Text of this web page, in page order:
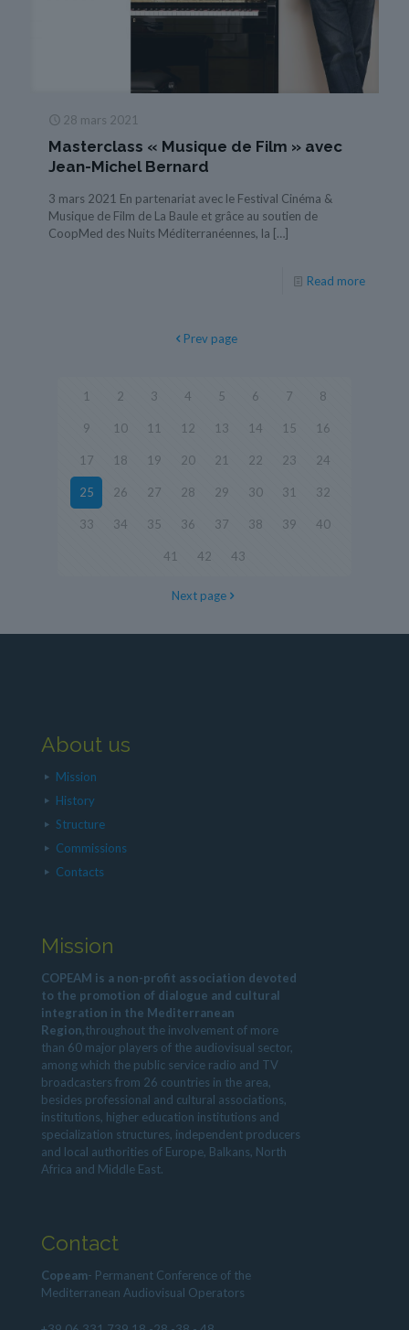
28 mars 2021
Masterclass « Musique de Film » avec
Jean-Michel Bernard
3 mars 2021 En partenariat avec le Festival Cinéma &
Musique de Film de La Baule et grâce au soutien de
CoopMed des Nuits Méditerranéennes, la […]
Read more
Prev page
1 2 3 4 5 6 7 8
9 10 11 12 13 14 15 16
17 18 19 20 21 22 23 24
25 26 27 28 29 30 31 32
33 34 35 36 37 38 39 40
41 42 43
Next page
About us
Mission
History
Structure
Commissions
Contacts
Mission
COPEAM is a non-profit association devoted
to the promotion of dialogue and cultural
integration in the Mediterranean
Region,throughout the involvement of more
than 60 major players of the audiovisual sector,
among which the public service radio and TV
broadcasters from 26 countries in the area,
besides professional and cultural associations,
institutions, higher education institutions and
specialization structures, independent producers
and local authorities of Europe, Balkans, North
Africa and Middle East.
Contact
Copeam- Permanent Conference of the
Mediterranean Audiovisual Operators